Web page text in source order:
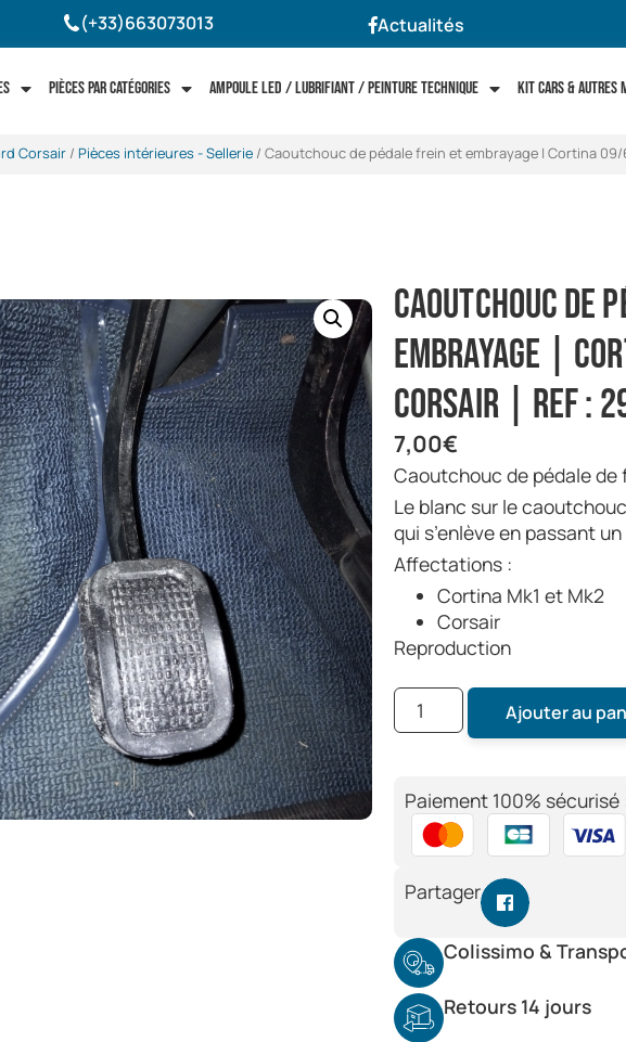
(+33)663073013 Actualités
Pièces par catégories Ampoule LED / Lubrifiant / Peinture technique Kit cars & autres
Corsair / Pièces intérieures - Sellerie / Caoutchouc de pédale frein et embrayage | Cortina 09/
Caoutchouc de
embrayage |
Corsair | Ref :
7,00€
Caoutchouc de pédale
Le blanc sur le
qui s’enlève en passant
Affectations :
Cortina Mk1 et Mk2
Corsair
Reproduction
Ajouter au
Paiement 100% sécurisé
Partager
Colissimo &
Retours 14 jours